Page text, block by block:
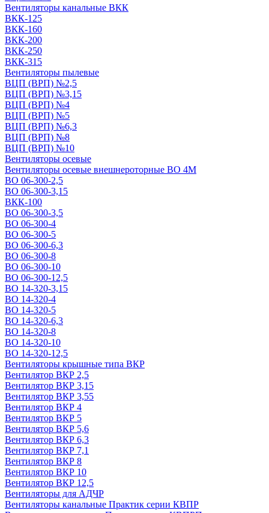
Вентиляторы канальные ВКК
ВКК-125
ВКК-160
ВКК-200
ВКК-250
ВКК-315
Вентиляторы пылевые
ВЦП (ВРП) №2,5
ВЦП (ВРП) №3,15
ВЦП (ВРП) №4
ВЦП (ВРП) №5
ВЦП (ВРП) №6,3
ВЦП (ВРП) №8
ВЦП (ВРП) №10
Вентиляторы осевые
Вентиляторы осевые внешнероторные ВО 4М
ВО 06-300-2,5
ВО 06-300-3,15
ВКК-100
ВО 06-300-3,5
ВО 06-300-4
ВО 06-300-5
ВО 06-300-6,3
ВО 06-300-8
ВО 06-300-10
ВО 06-300-12,5
ВО 14-320-3,15
ВО 14-320-4
ВО 14-320-5
ВО 14-320-6,3
ВО 14-320-8
ВО 14-320-10
ВО 14-320-12,5
Вентиляторы крышные типа ВКР
Вентилятор ВКР 2,5
Вентилятор ВКР 3,15
Вентилятор ВКР 3,55
Вентилятор ВКР 4
Вентилятор ВКР 5
Вентилятор ВКР 5,6
Вентилятор ВКР 6,3
Вентилятор ВКР 7,1
Вентилятор ВКР 8
Вентилятор ВКР 10
Вентилятор ВКР 12,5
Вентиляторы для АДЧР
Вентиляторы канальные Практик серии КВПР